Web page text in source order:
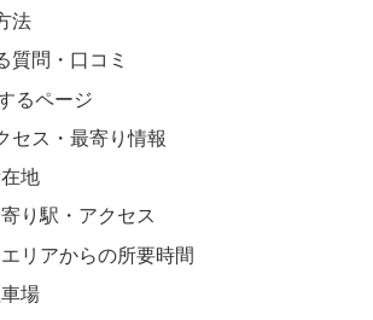
法
質問・口コミ
るページ
セス・最寄り情報
地
り駅・アクセス
リアからの所要時間
場